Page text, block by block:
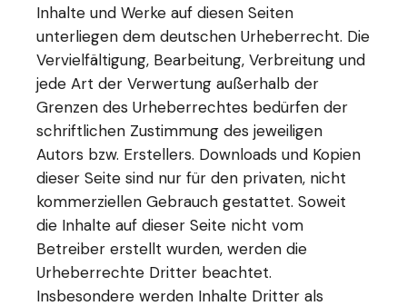
Inhalte und Werke auf diesen Seiten
unterliegen dem deutschen Urheberrecht. Die
Vervielfältigung, Bearbeitung, Verbreitung und
jede Art der Verwertung außerhalb der
Grenzen des Urheberrechtes bedürfen der
schriftlichen Zustimmung des jeweiligen
Autors bzw. Erstellers. Downloads und Kopien
dieser Seite sind nur für den privaten, nicht
kommerziellen Gebrauch gestattet. Soweit
die Inhalte auf dieser Seite nicht vom
Betreiber erstellt wurden, werden die
Urheberrechte Dritter beachtet.
Insbesondere werden Inhalte Dritter als